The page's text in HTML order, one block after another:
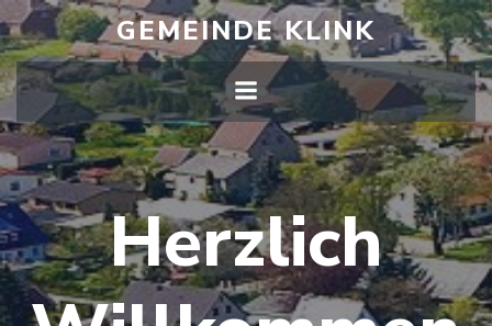
Zum
Inhalt
springen
GEMEINDE KLINK
Herzlich